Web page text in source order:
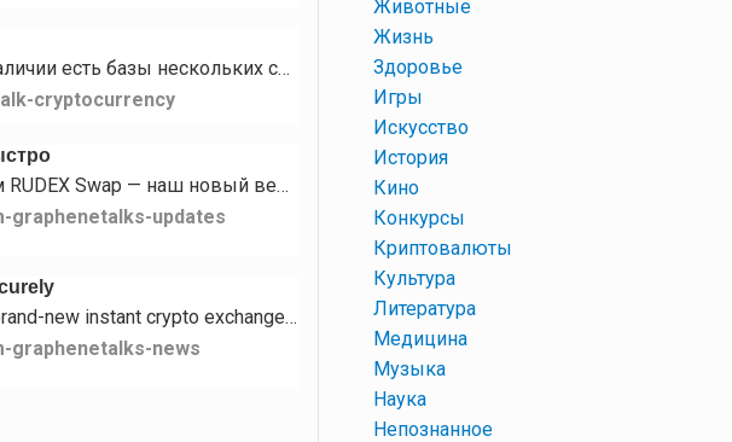
Кому нужны разные базы сообществ, чатов, каналов на тематику Криптовалюта? В наличии есть базы нескольких социальных…
cryptocurrency
Привет, сообщество RUDEX! Сегодня мы с гордостью представляем RUDEX Swap — наш новый веб-интерфейс мгновенного…
graphenetalks-updates
Hello RUDEX community! We’re excited to introduce RUDEX Swap — our brand-new instant crypto exchange interface…
graphenetalks-news
Животные
Жизнь
Здоровье
Игры
Искусство
История
Кино
Конкурсы
Криптовалюты
Культура
Литература
Медицина
Музыка
Наука
Непознанное